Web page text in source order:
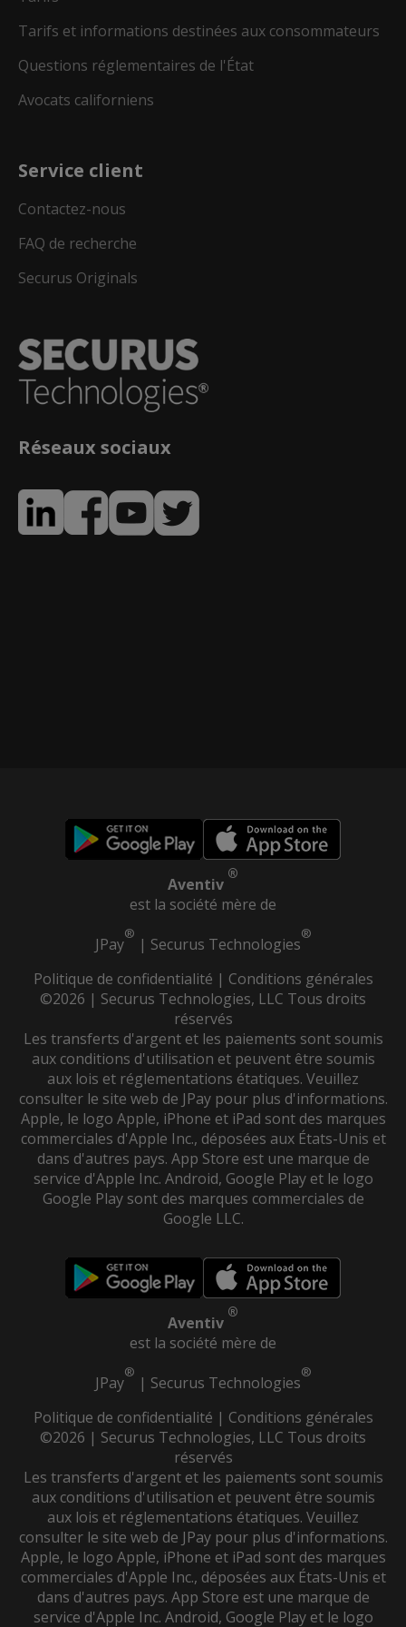
Tarifs et informations destinées aux consommateurs
Questions réglementaires de l'État
Avocats californiens
Service client
Contactez-nous
FAQ de recherche
Securus Originals
Réseaux sociaux
Aventiv
®
est la société mère de
JPay
®
| Securus Technologies
®
Politique de confidentialité | Conditions générales
©2026 | Securus Technologies, LLC Tous droits
réservés
Les transferts d'argent et les paiements sont soumis
aux conditions d'utilisation et peuvent être soumis
aux lois et réglementations étatiques. Veuillez
consulter le site web de JPay pour plus d'informations.
Apple, le logo Apple, iPhone et iPad sont des marques
commerciales d'Apple Inc., déposées aux États-Unis et
dans d'autres pays. App Store est une marque de
service d'Apple Inc. Android, Google Play et le logo
Google Play sont des marques commerciales de
Google LLC.
Aventiv
®
est la société mère de
JPay
®
| Securus Technologies
®
Politique de confidentialité | Conditions générales
©2026 | Securus Technologies, LLC Tous droits
réservés
Les transferts d'argent et les paiements sont soumis
aux conditions d'utilisation et peuvent être soumis
aux lois et réglementations étatiques. Veuillez
consulter le site web de JPay pour plus d'informations.
Apple, le logo Apple, iPhone et iPad sont des marques
commerciales d'Apple Inc., déposées aux États-Unis et
dans d'autres pays. App Store est une marque de
service d'Apple Inc. Android, Google Play et le logo